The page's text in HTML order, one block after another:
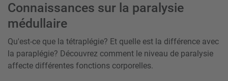
Connaissances sur la paralysie
médullaire
Qu'est-ce que la tétraplégie? Et quelle est la différence avec
la paraplégie? Découvrez comment le niveau de paralysie
affecte différentes fonctions corporelles.